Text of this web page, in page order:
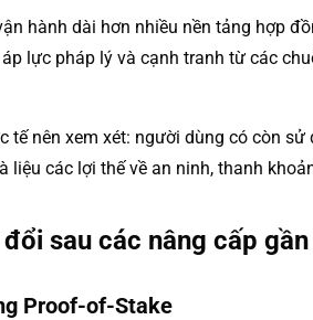
hành dài hơn nhiều nền tảng hợp
áp lực pháp lý và cạnh tranh từ các
tế nên xem xét: người dùng có còn
liệu các lợi thế về an ninh, thanh
sau các nâng cấp
Proof-of-Stake